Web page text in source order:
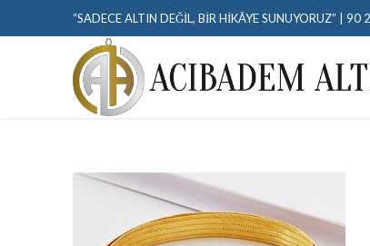
“SADECE ALTIN DEĞIL, BIR HIKÂYE SUNUYORUZ” |